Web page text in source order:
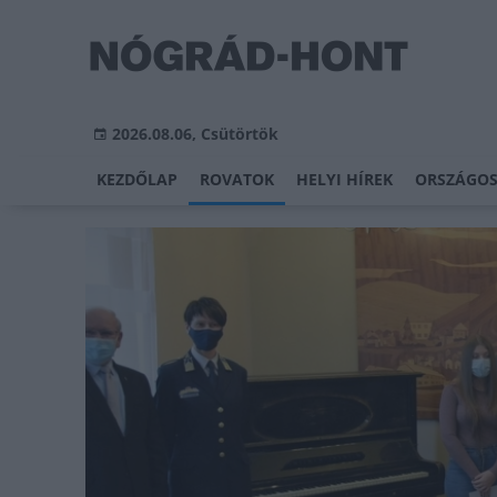
2026.08.06, Csütörtök
KEZDŐLAP ROVATOK HELYI HÍREK